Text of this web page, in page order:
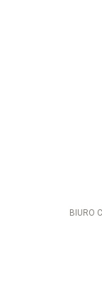
BIURO